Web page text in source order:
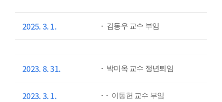
2025. 3. 1. 김동우 교수 부임
2023. 8. 31. 박미옥 교수 정년퇴임
2023. 3. 1. 이동헌 교수 부임